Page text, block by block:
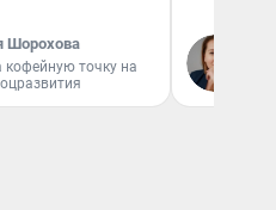
Шорохова
кофейную точку на